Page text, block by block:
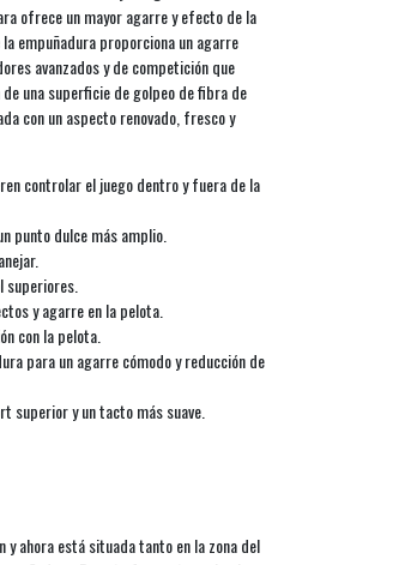
ofrece un mayor agarre y efecto de la
empuñadura proporciona un agarre
avanzados y de competición que
de una superficie de golpeo de fibra de
con un aspecto renovado, fresco y
controlar el juego dentro y fuera de la
punto dulce más amplio.
superiores.
y agarre en la pelota.
con la pelota.
para un agarre cómodo y reducción de
superior y un tacto más suave.
y ahora está situada tanto en la zona del